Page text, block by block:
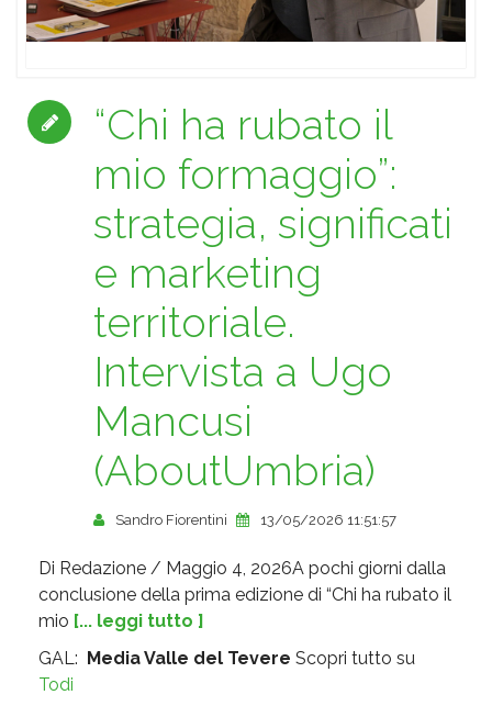
“Chi ha rubato il
mio formaggio”:
strategia, significati
e marketing
territoriale.
Intervista a Ugo
Mancusi
(AboutUmbria)
Sandro Fiorentini 13/05/2026 11:51:57
Di Redazione / Maggio 4, 2026A pochi giorni dalla
conclusione della prima edizione di “Chi ha rubato il
mio [... leggi tutto ]
GAL:
Media Valle del Tevere Scopri tutto su
Todi